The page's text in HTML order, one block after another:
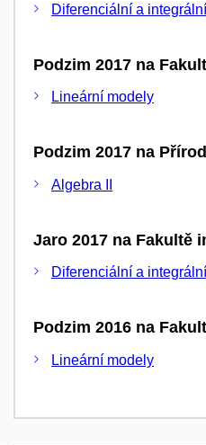
Diferenciální a
Podzim 2017 na
Lineární modely
Podzim 2017 na
Algebra II
Jaro 2017 na Fakultě
Diferenciální a
Podzim 2016 na
Lineární modely